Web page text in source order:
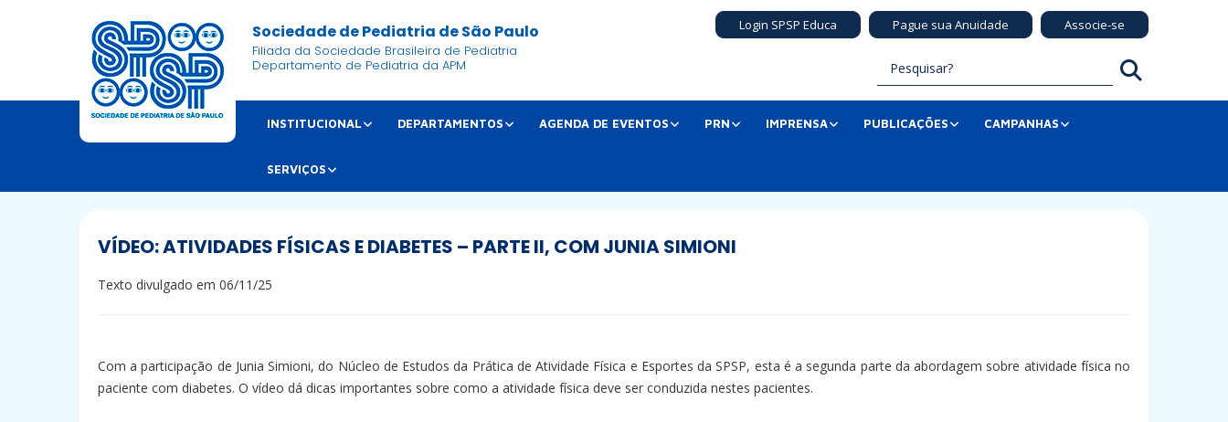
Sociedade de Pediatria de São Paulo
Filiada da Sociedade Brasileira de Pediatria
Departamento de Pediatria da APM
Login SPSP Educa Pague sua Anuidade Associe-se
INSTITUCIONAL DEPARTAMENTOS AGENDA DE EVENTOS PRN IMPRENSA PUBLICAÇÕES CAMPANHAS
SERVIÇOS
VÍDEO: ATIVIDADES FÍSICAS E DIABETES – PARTE II, COM JUNIA SIMIONI
Texto divulgado em 06/11/25
Com a participação de Junia Simioni, do Núcleo de Estudos da Prática de Atividade Física e Esportes da SPSP, esta é a segunda parte da abordagem sobre atividade física no
paciente com diabetes. O vídeo dá dicas importantes sobre como a atividade física deve ser conduzida nestes pacientes.